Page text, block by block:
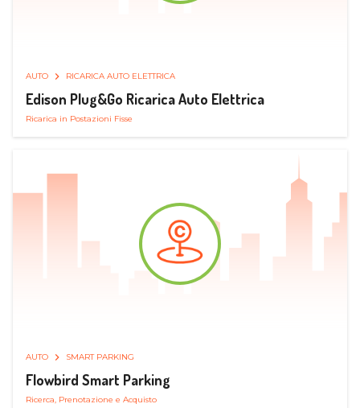
AUTO RICARICA AUTO ELETTRICA
Edison Plug&Go Ricarica Auto Elettrica
Ricarica in Postazioni Fisse
AUTO SMART PARKING
Flowbird Smart Parking
Ricerca, Prenotazione e Acquisto